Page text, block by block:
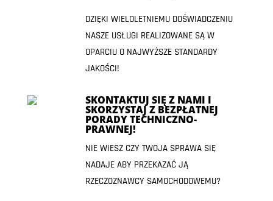
DZIĘKI WIELOLETNIEMU DOŚWIADCZENIU
NASZE USŁUGI REALIZOWANE SĄ W
OPARCIU O NAJWYŻSZE STANDARDY
JAKOŚCI!
SKONTAKTUJ SIĘ Z NAMI I
SKORZYSTAJ Z BEZPŁATNEJ
PORADY TECHNICZNO-
PRAWNEJ!
NIE WIESZ CZY TWOJA SPRAWA SIĘ
NADAJE ABY PRZEKAZAĆ JĄ
RZECZOZNAWCY SAMOCHODOWEMU?